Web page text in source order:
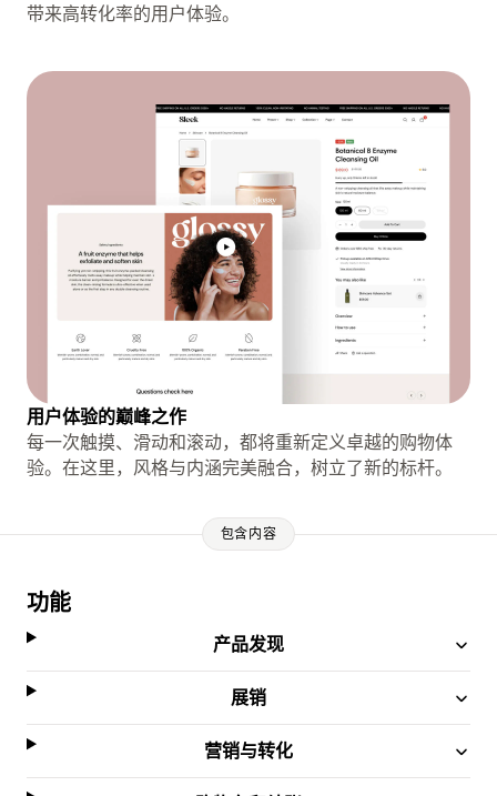
带来高转化率的用户体验。
用户体验的巅峰之作
每一次触摸、滑动和滚动，都将重新定义卓越的购物体
验。在这里，风格与内涵完美融合，树立了新的标杆。
包含内容
功能
产品发现
展销
营销与转化